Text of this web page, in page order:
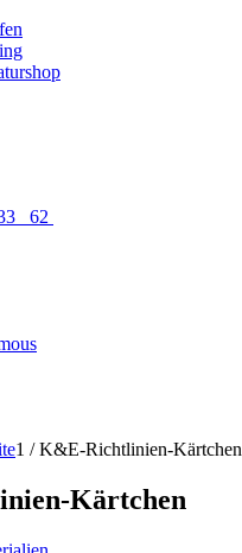
62
1 / K&E-Richtlinien-Kärtchen
Kärtchen